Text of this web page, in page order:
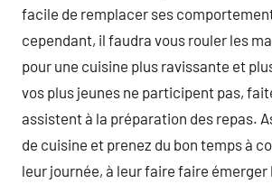
facile de remplacer ses
cependant, il faudra vous rouler les
pour une cuisine plus ravissante et
vos plus jeunes ne participent pas,
assistent à la préparation des repas.
de cuisine et prenez du bon temps à
leur journée, à leur faire faire